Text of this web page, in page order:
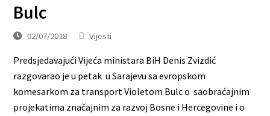
Bulc
02/07/2018 Vijesti
Predsjedavajući Vijeća ministara BiH Denis Zvizdić
razgovarao je u petak u Sarajevu sa evropskom
komesarkom za transport Violetom Bulc o saobraćajnim
projekatima značajnim za razvoj Bosne i Hercegovine i o